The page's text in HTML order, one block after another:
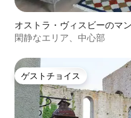
オストラ・ヴィスビーのマ
ト
閑静なエリア、中心部
ゲストチョイス
ゲストチョイス